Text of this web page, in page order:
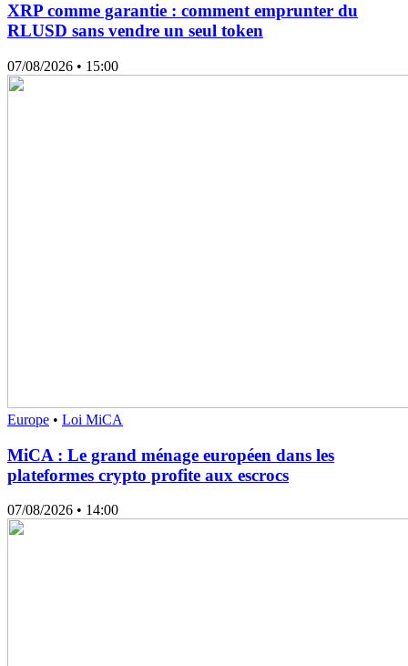
XRP comme garantie : comment emprunter du
RLUSD sans vendre un seul token
07/08/2026 • 15:00
Europe • Loi MiCA
MiCA : Le grand ménage européen dans les
plateformes crypto profite aux escrocs
07/08/2026 • 14:00